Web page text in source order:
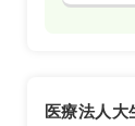
医療法人大